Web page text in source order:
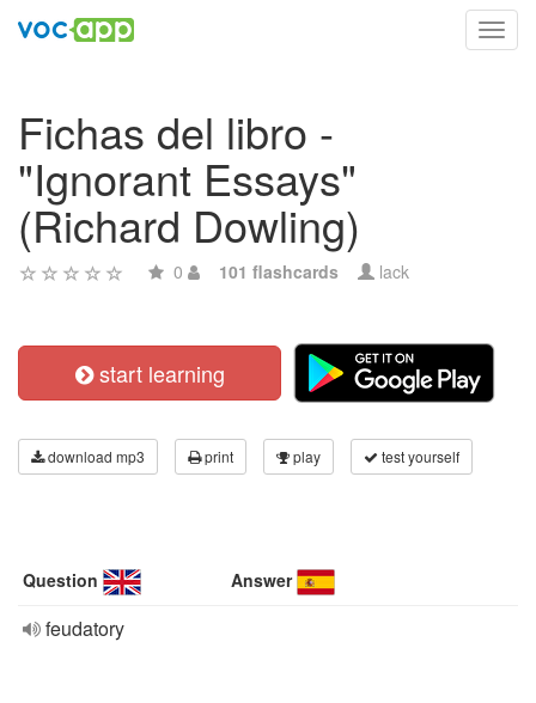
Fichas del libro -
"Ignorant Essays"
(Richard Dowling)
0 101 flashcards lack
start learning
download mp3 print play test yourself
Question Answer
feudatory